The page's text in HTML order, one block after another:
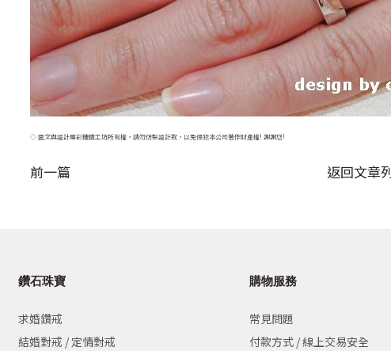
◇ 圖文與設計屬彩糖鑽工坊所有權，請勿仿製設計款，以免侵犯本公司著作財產權! 謝謝您!
前一篇 返回文章
鑽石珠寶
求婚鑽戒
結婚對戒 / 定情對戒
購物服務
常見問題
付款方式 / 線上交易安全